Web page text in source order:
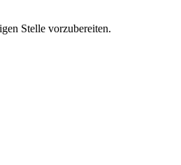
Stelle vorzubereiten.